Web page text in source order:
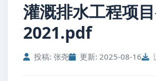
灌溉排水工程项
2021.pdf
投稿: 张尧 更新: 2025-08-16